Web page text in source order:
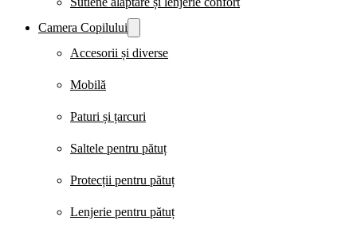
Camera Copilului
Accesorii și diverse
Mobilă
Paturi și țarcuri
Saltele pentru pătuț
Protecții pentru pătuț
Lenjerie pentru pătuț